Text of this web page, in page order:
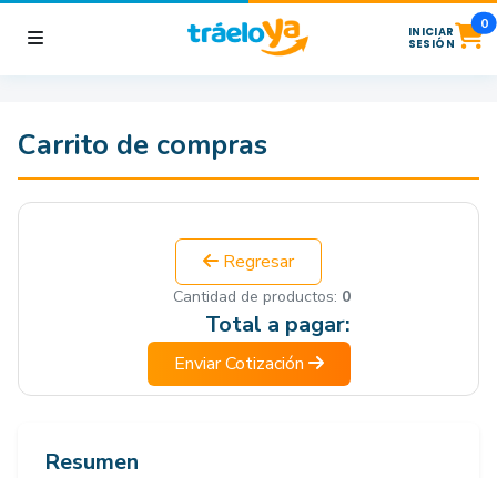
INICIAR
SESIÓN
0
Carrito de compras
Regresar
Cantidad de productos: 0
Total a pagar:
Enviar Cotización
Resumen